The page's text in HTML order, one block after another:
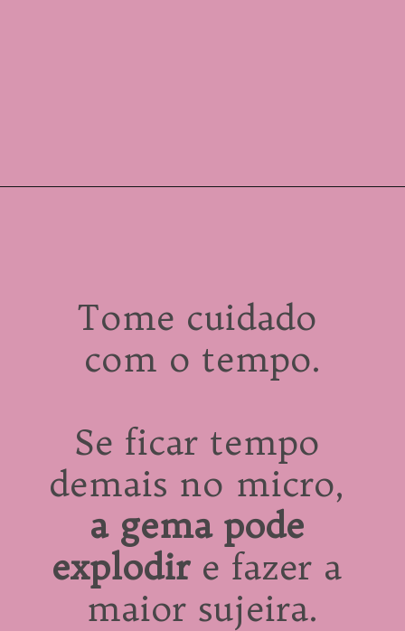
Tome cuidado
com o tempo.
Se ficar tempo
a gema pode
explodir e fazer a
maior sujeira.